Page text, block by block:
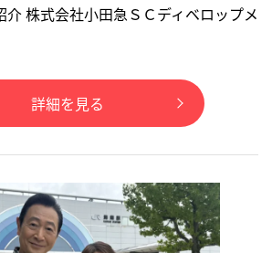
介 株式会社小田急ＳＣディベロップメ
詳細を見る